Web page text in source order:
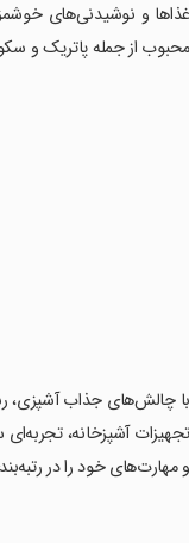
غذاها و نوشیدنی‌های
محبوب از جمله پاتریک و
‏با چالش‌های جذاب آشپزی،
تجهیزات آشپزخانه،
و مهارت‌های خود را در